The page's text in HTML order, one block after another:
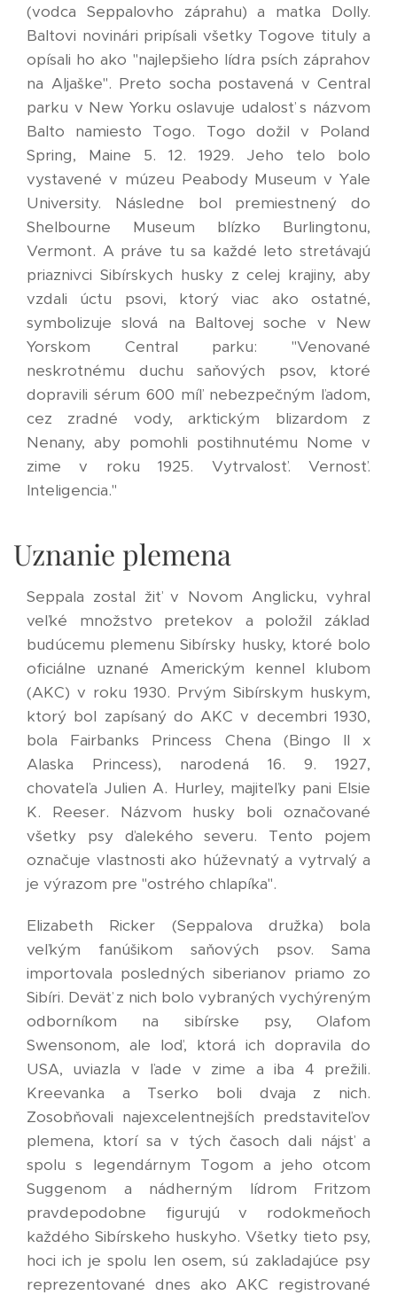
(vodca Seppalovho záprahu) a matka Dolly.
Baltovi novinári pripísali všetky Togove tituly a
opísali ho ako "najlepšieho lídra psích záprahov
na Aljaške". Preto socha postavená v Central
parku v New Yorku oslavuje udalosť s názvom
Balto namiesto Togo. Togo dožil v Poland
Spring, Maine 5. 12. 1929. Jeho telo bolo
vystavené v múzeu Peabody Museum v Yale
University. Následne bol premiestnený do
Shelbourne Museum blízko Burlingtonu,
Vermont. A práve tu sa každé leto stretávajú
priaznivci Sibírskych husky z celej krajiny, aby
vzdali úctu psovi, ktorý viac ako ostatné,
symbolizuje slová na Baltovej soche v New
Yorskom Central parku: "Venované
neskrotnému duchu saňových psov, ktoré
dopravili sérum 600 míľ nebezpečným ľadom,
cez zradné vody, arktickým blizardom z
Nenany, aby pomohli postihnutému Nome v
zime v roku 1925. Vytrvalosť. Vernosť.
Inteligencia."
Uznanie plemena
Seppala zostal žiť v Novom Anglicku, vyhral
veľké množstvo pretekov a položil základ
budúcemu plemenu Sibírsky husky, ktoré bolo
oficiálne uznané Americkým kennel klubom
(AKC) v roku 1930. Prvým Sibírskym huskym,
ktorý bol zapísaný do AKC v decembri 1930,
bola Fairbanks Princess Chena (Bingo II x
Alaska Princess), narodená 16. 9. 1927,
chovateľa Julien A. Hurley, majiteľky pani Elsie
K. Reeser. Názvom husky boli označované
všetky psy ďalekého severu. Tento pojem
označuje vlastnosti ako húževnatý a vytrvalý a
je výrazom pre "ostrého chlapíka".
Elizabeth Ricker (Seppalova družka) bola
veľkým fanúšikom saňových psov. Sama
importovala posledných siberianov priamo zo
Sibíri. Deväť z nich bolo vybraných vychýreným
odborníkom na sibírske psy, Olafom
Swensonom, ale loď, ktorá ich dopravila do
USA, uviazla v ľade v zime a iba 4 prežili.
Kreevanka a Tserko boli dvaja z nich.
Zosobňovali najexcelentnejších predstaviteľov
plemena, ktorí sa v tých časoch dali nájsť a
spolu s legendárnym Togom a jeho otcom
Suggenom a nádherným lídrom Fritzom
pravdepodobne figurujú v rodokmeňoch
každého Sibírskeho huskyho. Všetky tieto psy,
hoci ich je spolu len osem, sú zakladajúce psy
reprezentované dnes ako AKC registrované